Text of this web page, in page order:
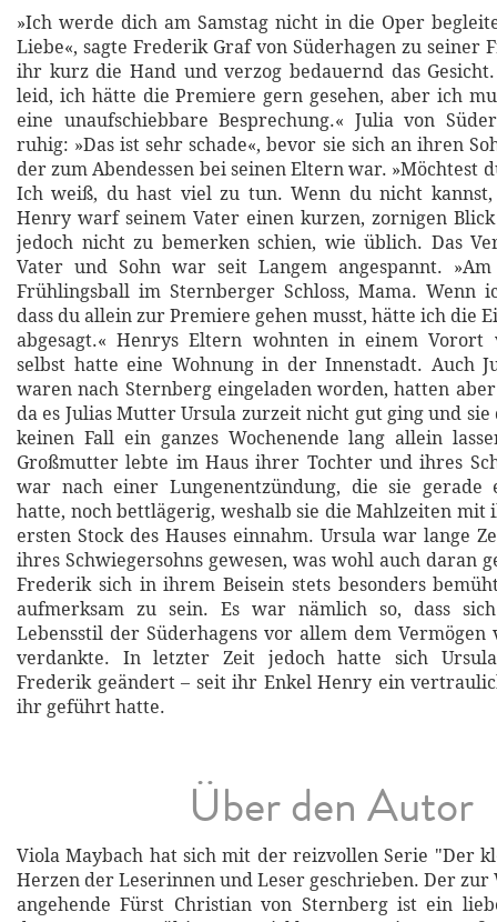
»Ich werde dich am Samstag nicht in die Oper
Liebe«, sagte Frederik Graf von Süderhagen zu seiner
ihr kurz die Hand und verzog bedauernd das
leid, ich hätte die Premiere gern gesehen, aber ich
eine unaufschiebbare Besprechung.« Julia von
ruhig: »Das ist sehr schade«, bevor sie sich an ihren
der zum Abendessen bei seinen Eltern war. »Möchtest
Ich weiß, du hast viel zu tun. Wenn du nicht
Henry warf seinem Vater einen kurzen, zornigen
jedoch nicht zu bemerken schien, wie üblich. Das
Vater und Sohn war seit Langem angespannt.
Frühlingsball im Sternberger Schloss, Mama. Wenn
dass du allein zur Premiere gehen musst, hätte ich die
abgesagt.« Henrys Eltern wohnten in einem
selbst hatte eine Wohnung in der Innenstadt. Auch
waren nach Sternberg eingeladen worden, hatten aber
da es Julias Mutter Ursula zurzeit nicht gut ging und sie
keinen Fall ein ganzes Wochenende lang allein
Großmutter lebte im Haus ihrer Tochter und ihres
war nach einer Lungenentzündung, die sie gerade
hatte, noch bettlägerig, weshalb sie die Mahlzeiten
ersten Stock des Hauses einnahm. Ursula war lange
ihres Schwiegersohns gewesen, was wohl auch daran
Frederik sich in ihrem Beisein stets besonders
aufmerksam zu sein. Es war nämlich so, dass
Lebensstil der Süderhagens vor allem dem Vermögen
verdankte. In letzter Zeit jedoch hatte sich
Frederik geändert – seit ihr Enkel Henry ein
ihr geführt hatte.
Über den Autor
Viola Maybach hat sich mit der reizvollen Serie "Der
Herzen der Leserinnen und Leser geschrieben. Der zur
angehende Fürst Christian von Sternberg ist ein